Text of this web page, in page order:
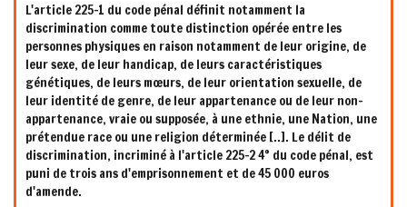
L'article 225-1 du code pénal définit notamment la
discrimination comme toute distinction opérée entre les
personnes physiques en raison notamment de leur origine, de
leur sexe, de leur handicap, de leurs caractéristiques
génétiques, de leurs mœurs, de leur orientation sexuelle, de
leur identité de genre, de leur appartenance ou de leur non-
appartenance, vraie ou supposée, à une ethnie, une Nation, une
prétendue race ou une religion déterminée [..]. Le délit de
discrimination, incriminé à l'article 225-2 4° du code pénal, est
puni de trois ans d'emprisonnement et de 45 000 euros
d'amende.